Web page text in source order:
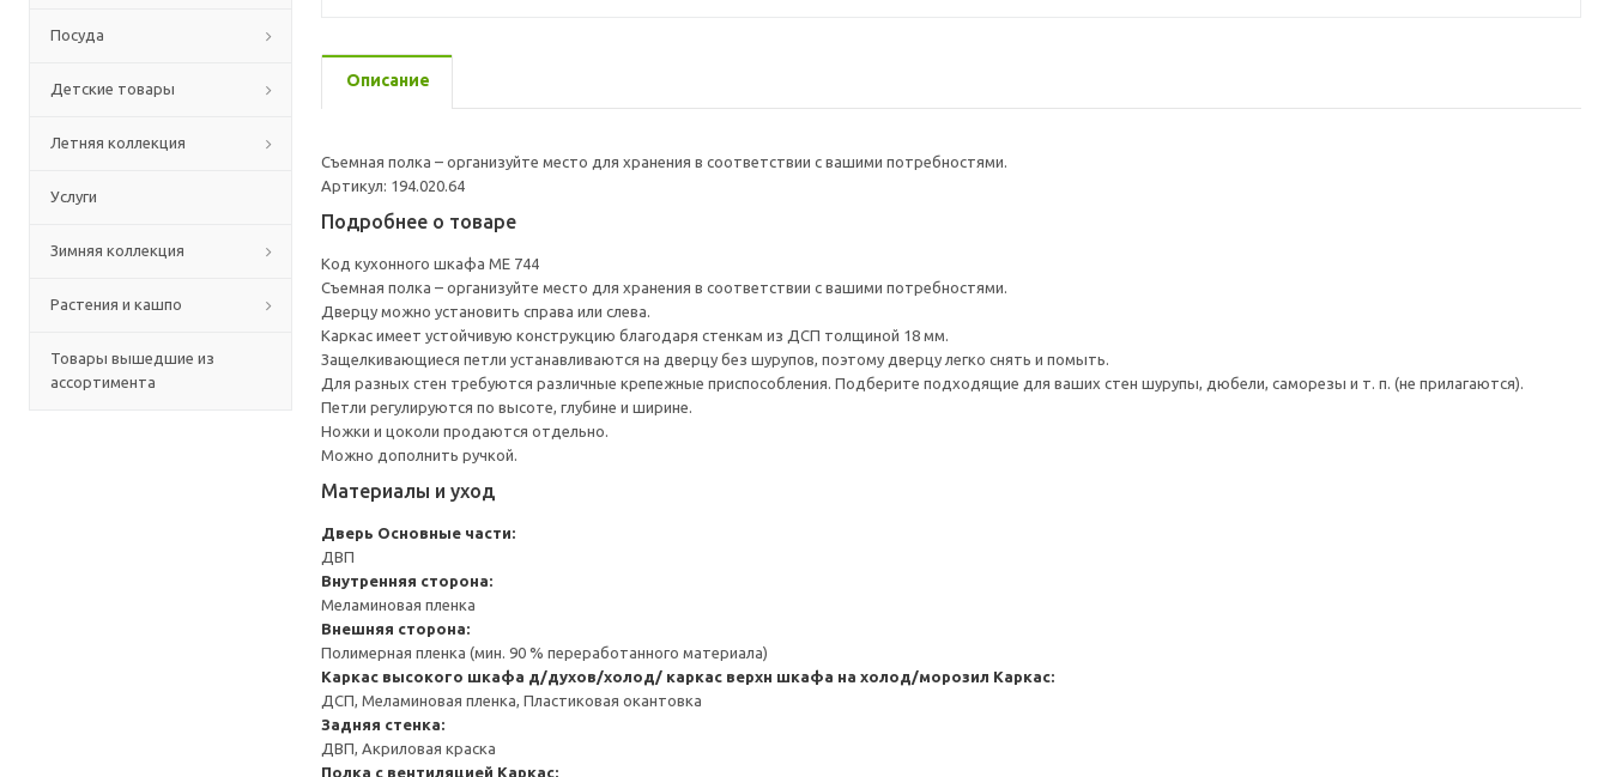
Посуда
Детские товары
Летняя коллекция
Услуги
Зимняя коллекция
Растения и кашпо
Товары вышедшие из
ассортимента
Описание
Съемная полка – организуйте место для хранения в соответствии с вашими потребностями.
Артикул: 194.020.64
Подробнее о товаре
Код кухонного шкафа ME 744
Съемная полка – организуйте место для хранения в соответствии с вашими потребностями.
Дверцу можно установить справа или слева.
Каркас имеет устойчивую конструкцию благодаря стенкам из ДСП толщиной 18 мм.
Защелкивающиеся петли устанавливаются на дверцу без шурупов, поэтому дверцу легко снять и помыть.
Для разных стен требуются различные крепежные приспособления. Подберите подходящие для ваших стен шурупы, дюбели, саморезы и т. п. (не прилагаются).
Петли регулируются по высоте, глубине и ширине.
Ножки и цоколи продаются отдельно.
Можно дополнить ручкой.
Материалы и уход
Дверь Основные части:
ДВП
Внутренняя сторона:
Меламиновая пленка
Внешняя сторона:
Полимерная пленка (мин. 90 % переработанного материала)
Каркас высокого шкафа д/духов/холод/ каркас верхн шкафа на холод/морозил Каркас:
ДСП, Меламиновая пленка, Пластиковая окантовка
Задняя стенка:
ДВП, Акриловая краска
Полка с вентиляцией Каркас: